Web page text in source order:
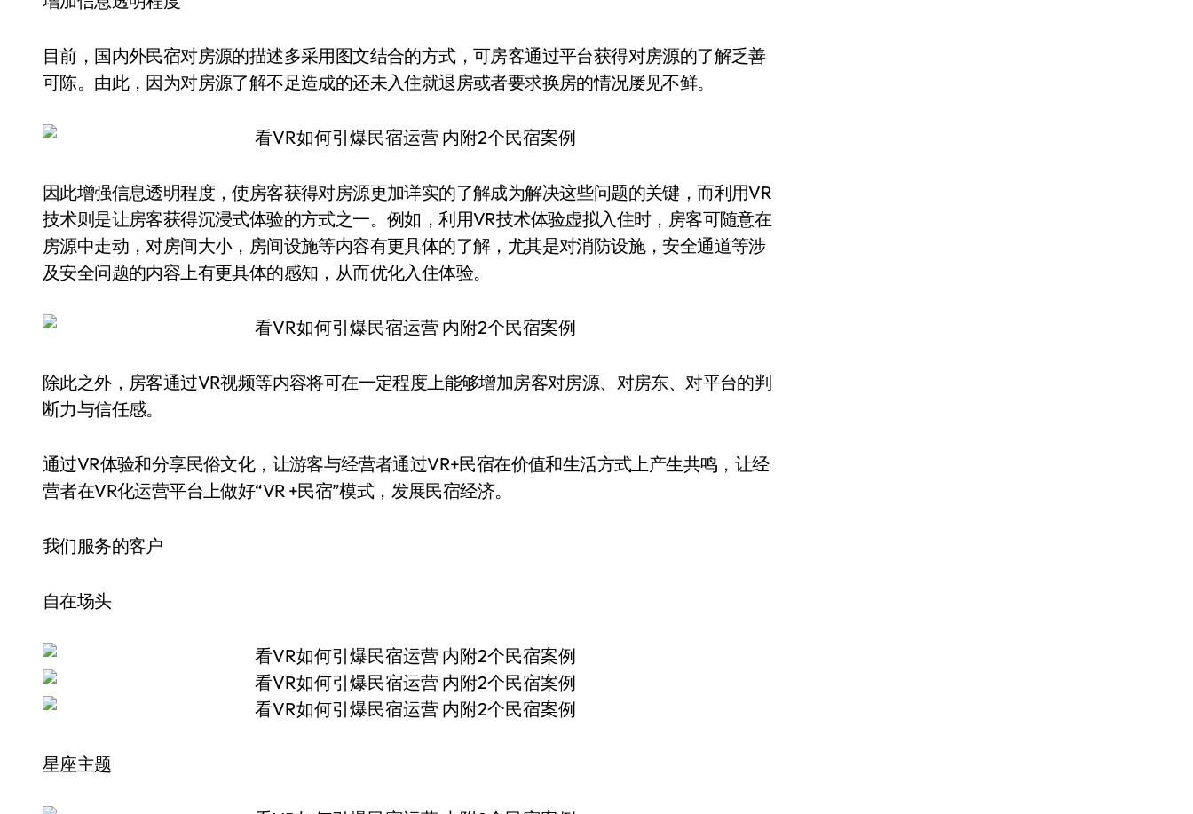
目前，国内外民宿对房源的描述多采用图文结合的方式，可房客通过平台获得对房源的了解乏善
可陈。由此，因为对房源了解不足造成的还未入住就退房或者要求换房的情况屡见不鲜。
因此增强信息透明程度，使房客获得对房源更加详实的了解成为解决这些问题的关键，而利用VR
技术则是让房客获得沉浸式体验的方式之一。例如，利用VR技术体验虚拟入住时，房客可随意在
房源中走动，对房间大小，房间设施等内容有更具体的了解，尤其是对消防设施，安全通道等涉
及安全问题的内容上有更具体的感知，从而优化入住体验。
除此之外，房客通过VR视频等内容将可在一定程度上能够增加房客对房源、对房东、对平台的判
断力与信任感。
通过VR体验和分享民俗文化，让游客与经营者通过VR+民宿在价值和生活方式上产生共鸣，让经
营者在VR化运营平台上做好“VR +民宿”模式，发展民宿经济。
我们服务的客户
自在场头
星座主题